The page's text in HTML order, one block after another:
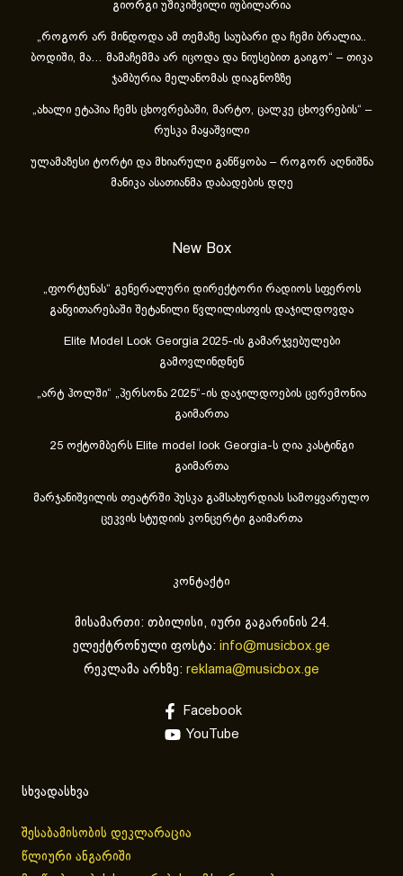
გიორგი უშიკიშვილი იუბილარია
„როგორ არ მინდოდა ამ თემაზე საუბარი და ჩემი ბრალია..
ბოდიში, მა… მამაჩემმა არ იცოდა და ნიუსებით გაიგო“ – თიკა
ჯამბურია მელანომას დიაგნოზზე
„ახა­ლი ეტა­პია ჩემს ცხოვ­რე­ბა­ში, მარ­ტო, ცალ­კე ცხოვ­რე­ბის“ –
რუსკა მაყაშვილი
ულამაზესი ტორტი და მხიარული განწყობა – როგორ აღნიშნა
მანიკა ასათიანმა დაბადების დღე
New Box
„ფორტუნას“ გენერალური დირექტორი რადიოს სფეროს
განვითარებაში შეტანილი წვლილისთვის დაჯილდოვდა
Elite Model Look Georgia 2025-ის გამარჯვებულები
გამოვლინდნენ
„არტ ჰოლში“ „პერსონა 2025“-ის დაჯილდოების ცერემონია
გაიმართა
25 ოქტომბერს Elite model look Georgia-ს ღია კასტინგი
გაიმართა
მარჯანიშვილის თეატრში პუსკა გამსახურდიას სამოყვარულო
ცეკვის სტუდიის კონცერტი გაიმართა
კონტაქტი
მისამართი: თბილისი, იური გაგარინის 24.
ელექტრონული ფოსტა: info@musicbox.ge
რეკლამა არხზე: reklama@musicbox.ge
Facebook
YouTube
სხვადასხვა
შესაბამისობის დეკლარაცია
წლიური ანგარიში